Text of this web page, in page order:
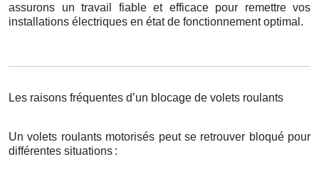
assurons un travail fiable et efficace pour remettre vos
installations électriques en état de fonctionnement optimal.
Les raisons fréquentes d’un blocage de volets roulants
Un volets roulants motorisés peut se retrouver bloqué pour
différentes situations :